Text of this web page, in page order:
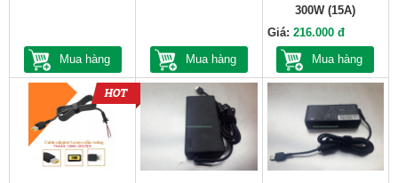
Mua hàng Mua hàng
300W (15A)
Giá: 216.000 đ
Mua hàng